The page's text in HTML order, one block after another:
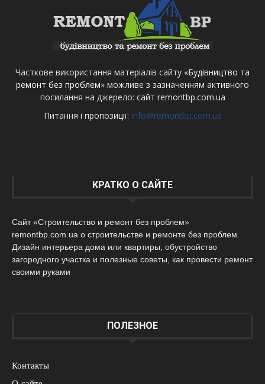
Часткове використання матеріалів сайту «Будівництво та
ремонт без проблем» можливе з зазначенням активного
посилання на джерело: сайт remontbp.com.ua
Питання і пропозиції: info@remontbp.com.ua
КРАТКО О САЙТЕ
Сайт «Строительство и ремонт без проблем»
remontbp.com.ua о строительстве и ремонте без проблем.
Дизайн интерьера дома или квартиры, обустройство
загородного участка и полезные советы, как провести ремонт
своими руками
ПОЛЕЗНОЕ
Контакты